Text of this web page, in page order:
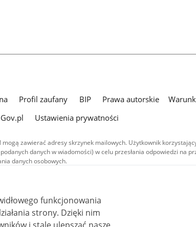
Profil zaufany BIP Prawa autorskie
Ustawienia prywatności
zawierać adresy skrzynek mailowych. Użytkownik
danych w wiadomości) w celu przesłania odpowiedzi na
danych osobowych.
w serwisie (z wyłączeniem treści audiowizualnych), są
Creative Commons: uznanie autorstwa - na tych samych
4.0). Materiały audiowizualne, w tym zdjęcia, materiały audio i wideo,
typu Creative Commons: uznanie autorstwa użycie niekomercyjne -
(CC BY-NC-ND 4.0), o ile nie jest to stwierdzone inaczej.
funkcjonowania
Dzięki nim